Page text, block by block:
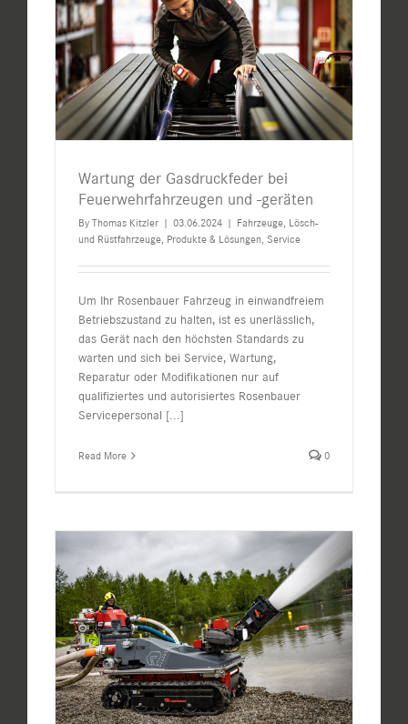
Wartung der Gasdruckfeder bei
Feuerwehrfahrzeugen und -geräten
By Thomas Kitzler | 03.06.2024 | Fahrzeuge Lösch-
und Rüstfahrzeuge Produkte & Lösungen Service
Um Ihr Rosenbauer Fahrzeug in einwandfreiem
Betriebszustand zu halten, ist es unerlässlich,
das Gerät nach den höchsten Standards zu
warten und sich bei Service, Wartung,
Reparatur oder Modifikationen nur auf
qualifiziertes und autorisiertes Rosenbauer
Servicepersonal [...]
Read More 0